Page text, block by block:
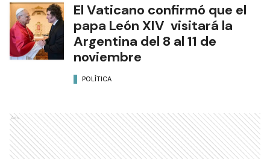
El Vaticano confirmó que el
papa León XIV visitará la
Argentina del 8 al 11 de
noviembre
POLÍTICA
Ads